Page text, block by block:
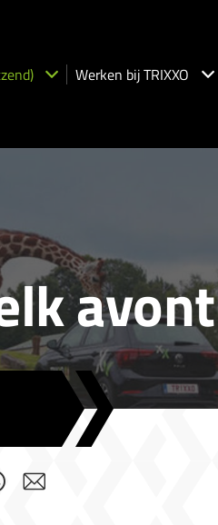
Werken bij TRIXXO